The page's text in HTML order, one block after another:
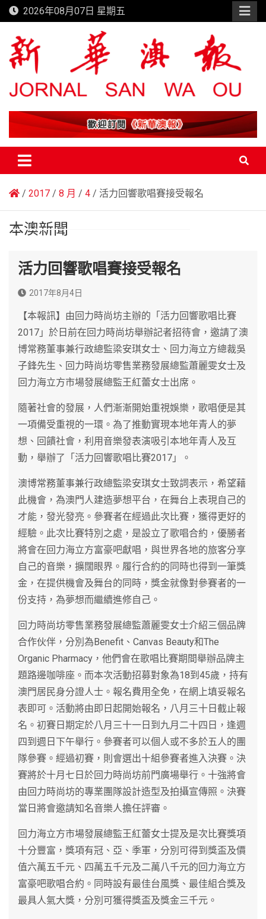
Skip
to
content
2026年08月07日 星期五
新華澳報
2017 8 月 4 活力回響歌唱賽接受報名
本澳新聞
活力回響歌唱賽接受報名
2017年8月4日
【本報訊】由回力時尚坊主辦的「活力回響歌唱比賽
2017」於日前在回力時尚坊舉辦記者招待會，邀請了澳
博常務董事兼行政總監梁安琪女士、回力海立方總裁吳
子鋒先生、回力時尚坊零售業務發展總監蕭麗雯女士及
回力海立方市場發展總監王紅蕾女士出席。
隨著社會的發展，人們漸漸開始重視娛樂，歌唱便是其
一項備受重視的一環。為了推動實現本地年青人的夢
想、回饋社會，利用音樂發表演吸引本地年青人及互
動，舉辦了「活力回響歌唱比賽2017」。
澳博常務董事兼行政總監梁安琪女士致詞表示，希望藉
此機會，為澳門人建造夢想平台，在舞台上表現自己的
才能，發光發亮。參賽者在經過此次比賽，獲得更好的
經驗。此次比賽特別之處，是設立了歌唱合約，優勝者
將會在回力海立方富豪吧獻唱，與世界各地的旅客分享
自己的音樂，擴闊眼界。履行合約的同時也得到一筆獎
金，在提供機會及舞台的同時，獎金就像對參賽者的一
份支持，為夢想而繼續進修自己。
回力時尚坊零售業務發展總監蕭麗雯女士介紹三個品牌
合作伙伴，分別為Benefit、Canvas Beauty和The
Organic Pharmacy，他們會在歌唱比賽期間舉辦品牌主
題路邊咖啡座。而本次活動招募對象為18到45歲，持有
澳門居民身分證人士。報名費用全免，在網上填妥報名
表即可。活動將由即日起開始報名，八月三十日截止報
名。初賽日期定於八月三十一日到九月二十四日，逢週
四到週日下午舉行。參賽者可以個人或不多於五人的團
隊參賽。經過初賽，則會選出十組參賽者進入決賽。決
賽將於十月七日於回力時尚坊前門廣場舉行。十強將會
由回力時尚坊的專業團隊設計造型及拍攝宣傳照。決賽
當日將會邀請知名音樂人擔任評審。
回力海立方市場發展總監王紅蕾女士提及是次比賽獎項
十分豐富，獎項有冠、亞、季軍，分別可得到獎盃及價
值六萬五千元、四萬五千元及二萬八千元的回力海立方
富豪吧歌唱合約。同時設有最佳台風獎、最佳組合獎及
最具人氣大獎，分別可獲得獎盃及獎金三千元。